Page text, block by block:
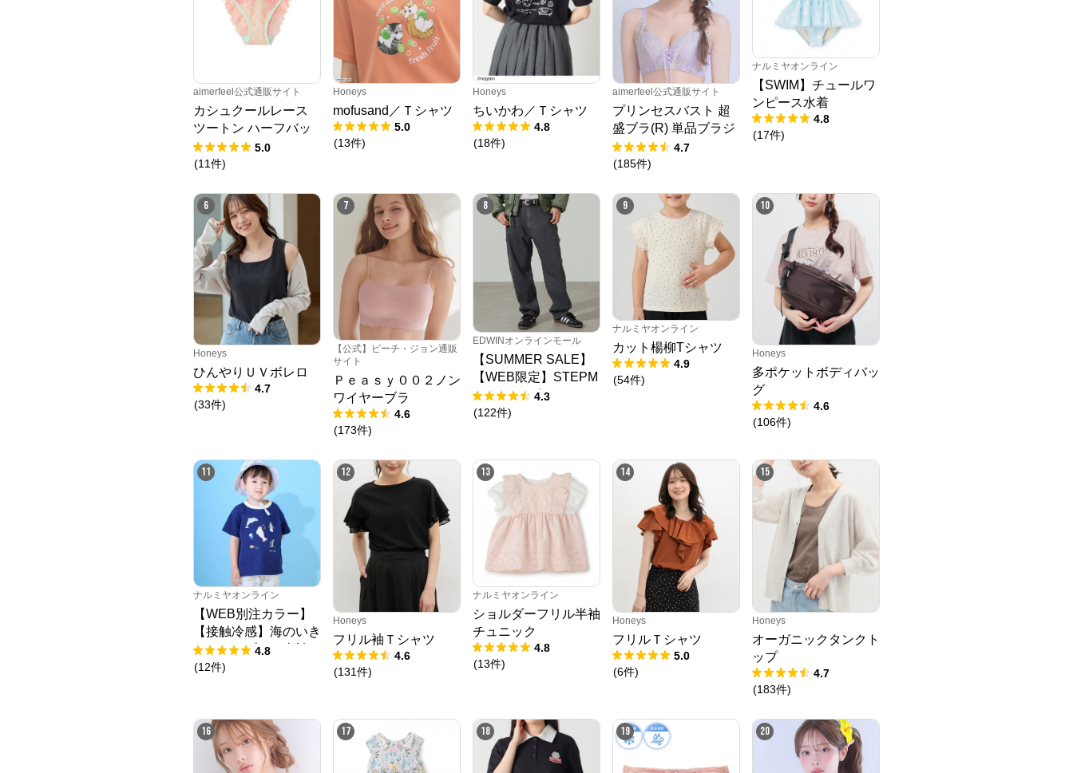
aimerfeel公式通販サイト
カシュクールレース
ツートン ハーフバッ
クショーツ5.0
(11件)
Honeys
mofusand／Ｔシャツ
5.0
(13件)
Honeys
ちいかわ／Ｔシャツ
4.8
(18件)
aimerfeel公式通販サイト
プリンセスバスト 超
盛ブラ(R) 単品ブラジ
ャー
4.7
(185件)
ナルミヤオンライン
【SWIM】チュールワ
ンピース水着
4.8
(17件)
6
Honeys
ひんやりＵＶボレロ
4.7
(33件)
7
【公式】ピーチ・ジョン通販
サイト
Ｐｅａｓｙ００２ノン
ワイヤーブラ
4.6
(173件)
8
EDWINオンラインモール
【SUMMER SALE】
【WEB限定】STEPM
ARK ルーズペインタ
ーパンツ
4.3
(122件)
9
ナルミヤオンライン
カット楊柳Tシャツ
4.9
(54件)
10
Honeys
多ポケットボディバッ
グ
4.6
(106件)
11
ナルミヤオンライン
【WEB別注カラー】
【接触冷感】海のいき
ものアップリケ半袖T
シャツ
4.8
(12件)
12
Honeys
フリル袖Ｔシャツ
4.6
(131件)
13
ナルミヤオンライン
ショルダーフリル半袖
チュニック
4.8
(13件)
14
Honeys
フリルＴシャツ
5.0
(6件)
15
Honeys
オーガニックタンクト
ップ
4.7
(183件)
16 17 18 19 20
時谷堂百貨
公式ECサイト
時谷堂百貨からのコメント
時谷堂百貨は、パナマハット、フェルトハット、中折れハット、ハンチング、
ベレー帽など上質でおしゃれな紳士帽を数多く取り揃える帽子専門店です。